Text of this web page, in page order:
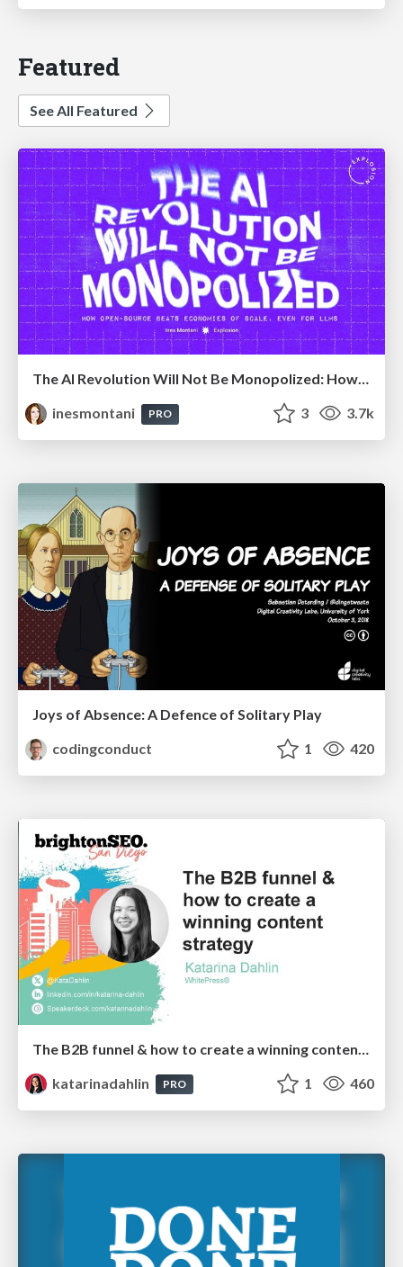
Featured
See All Featured
The AI Revolution Will Not Be Monopolized: How open-source beats economies of scale, even for LLMs
inesmontani
PRO 3 3.7k
Joys of Absence: A Defence of Solitary Play
codingconduct
1 420
The B2B funnel & how to create a winning content strategy
katarinadahlin
PRO 1 460